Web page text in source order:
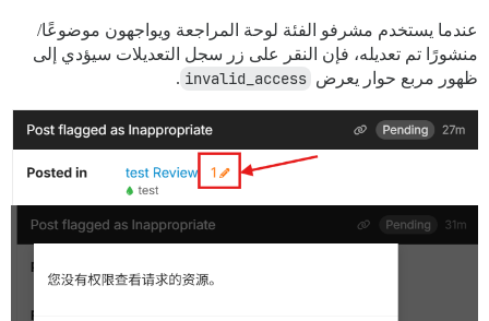
عندما يستخدم مشرفو الفئة لوحة المراجعة ويواجهون موضوعًا/
منشورًا تم تعديله، فإن النقر على زر سجل التعديلات سيؤدي إلى
ظهور مربع حوار يعرض invalid_access
.